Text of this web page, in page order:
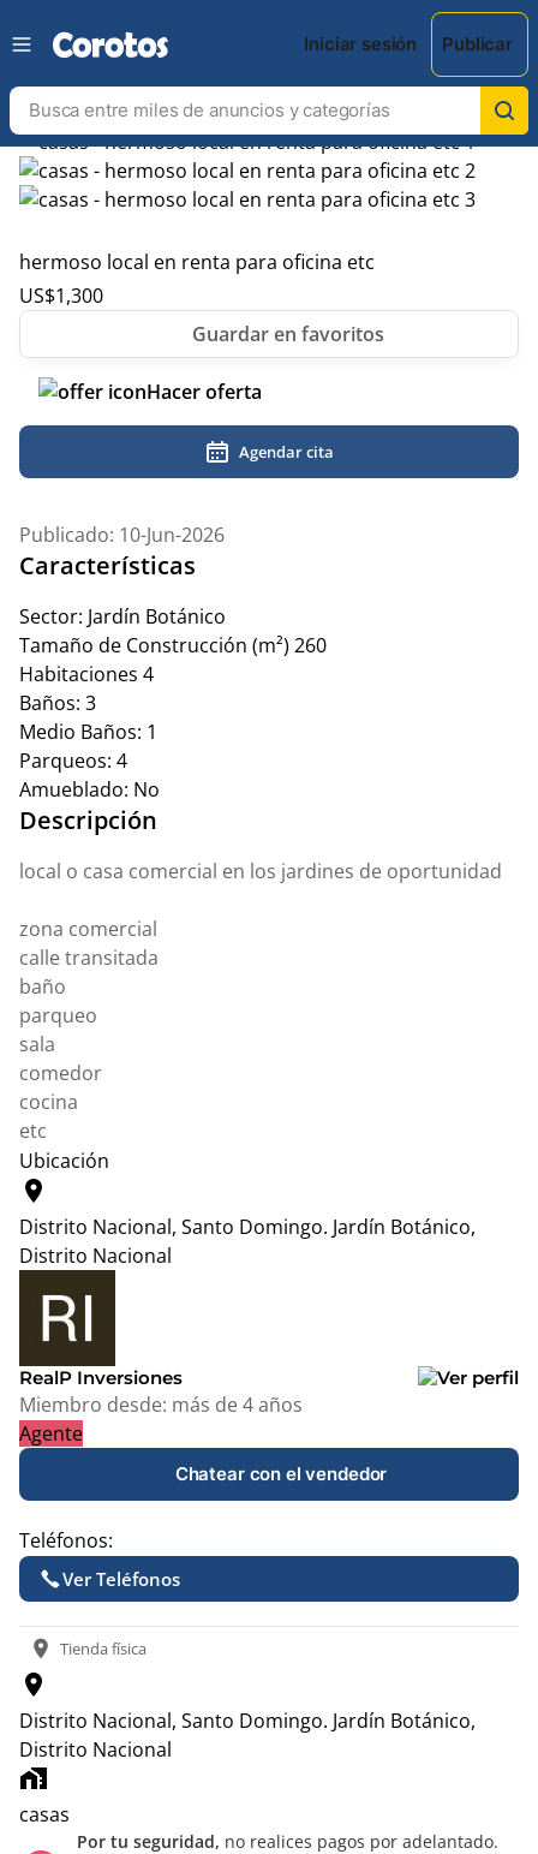
Iniciar sesión Publicar
hermoso local en renta para oficina etc
US$1,300
Hacer oferta
Agendar cita
Publicado: 10-Jun-2026
Características
Sector: Jardín Botánico
Tamaño de Construcción (m²) 260
Habitaciones 4
Baños: 3
Medio Baños: 1
Parqueos: 4
Amueblado: No
Descripción
local o casa comercial en los jardines de oportunidad
zona comercial
calle transitada
baño
parqueo
sala
comedor
cocina
etc
Ubicación
location_on
Distrito Nacional, Santo Domingo. Jardín Botánico,
Distrito Nacional
+
−
RealP Inversiones
Miembro desde: más de 4 años
Agente
Chatear con el vendedor
Teléfonos:
Ver Teléfonos
location_on Tienda física
location_on
Distrito Nacional, Santo Domingo. Jardín Botánico,
Distrito Nacional
home_work
casas
Por tu seguridad, no realices pagos por adelantado.